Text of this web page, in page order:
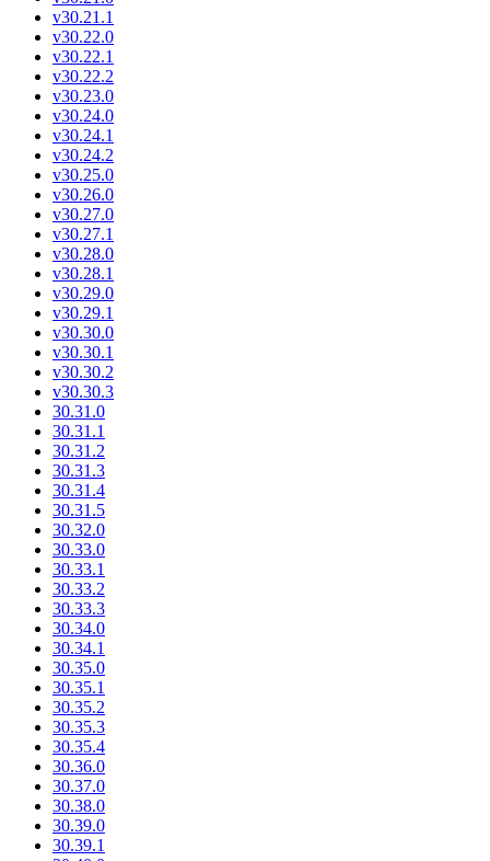
v30.21.1
v30.22.0
v30.22.1
v30.22.2
v30.23.0
v30.24.0
v30.24.1
v30.24.2
v30.25.0
v30.26.0
v30.27.0
v30.27.1
v30.28.0
v30.28.1
v30.29.0
v30.29.1
v30.30.0
v30.30.1
v30.30.2
v30.30.3
30.31.0
30.31.1
30.31.2
30.31.3
30.31.4
30.31.5
30.32.0
30.33.0
30.33.1
30.33.2
30.33.3
30.34.0
30.34.1
30.35.0
30.35.1
30.35.2
30.35.3
30.35.4
30.36.0
30.37.0
30.38.0
30.39.0
30.39.1